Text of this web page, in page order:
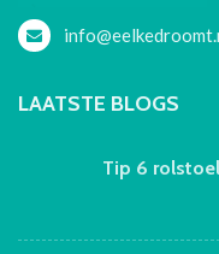
LAATSTE BLOGS
Tip 6